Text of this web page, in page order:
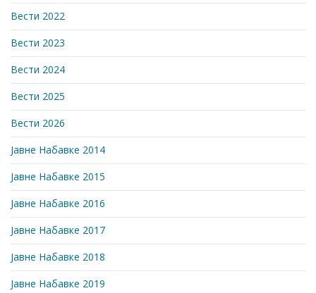
Вести 2022
Вести 2023
Вести 2024
Вести 2025
Вести 2026
Јавне Набавке 2014
Јавне Набавке 2015
Јавне Набавке 2016
Јавне Набавке 2017
Јавне Набавке 2018
Јавне Набавке 2019